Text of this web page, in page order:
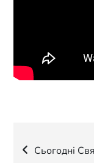
Сьогодні